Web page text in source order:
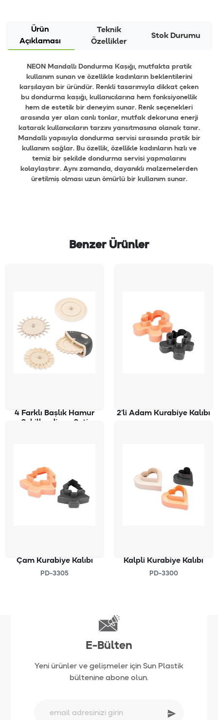
Ürün
Açıklaması
Teknik
Özellikler
Stok Durumu
NEON Mandallı Dondurma Kaşığı, mutfakta pratik
kullanım sunan ve özellikle kadınların beklentilerini
karşılayan bir üründür. Renkli tasarımıyla dikkat çeken
bu dondurma kaşığı, kullanıcılarına hem fonksiyonellik
hem de estetik bir deneyim sunar. Renk seçenekleri
arasında yer alan canlı tonlar, mutfak dekoruna enerji
katarak kullanıcıların tarzını yansıtmasına olanak tanır.
Mandallı yapısıyla dondurma servisi sırasında pratik bir
kullanım sağlar. Bu özellik, özellikle kadınların hızlı ve
temiz bir şekilde dondurma servisi yapmalarını
kolaylaştırır. Aynı zamanda, dayanıklı malzemelerden
üretilmiş olması uzun ömürlü bir kullanım sunar.
Benzer Ürünler
4 Farklı Başlık Hamur
Şekillendirme Seti
2’li Adam Kurabiye Kalıbı
Çam Kurabiye Kalıbı
PD-3305
Kalpli Kurabiye Kalıbı
PD-3300
E-Bülten
Yeni ürünler ve gelişmeler için Sun Plastik
bültenine abone olun.